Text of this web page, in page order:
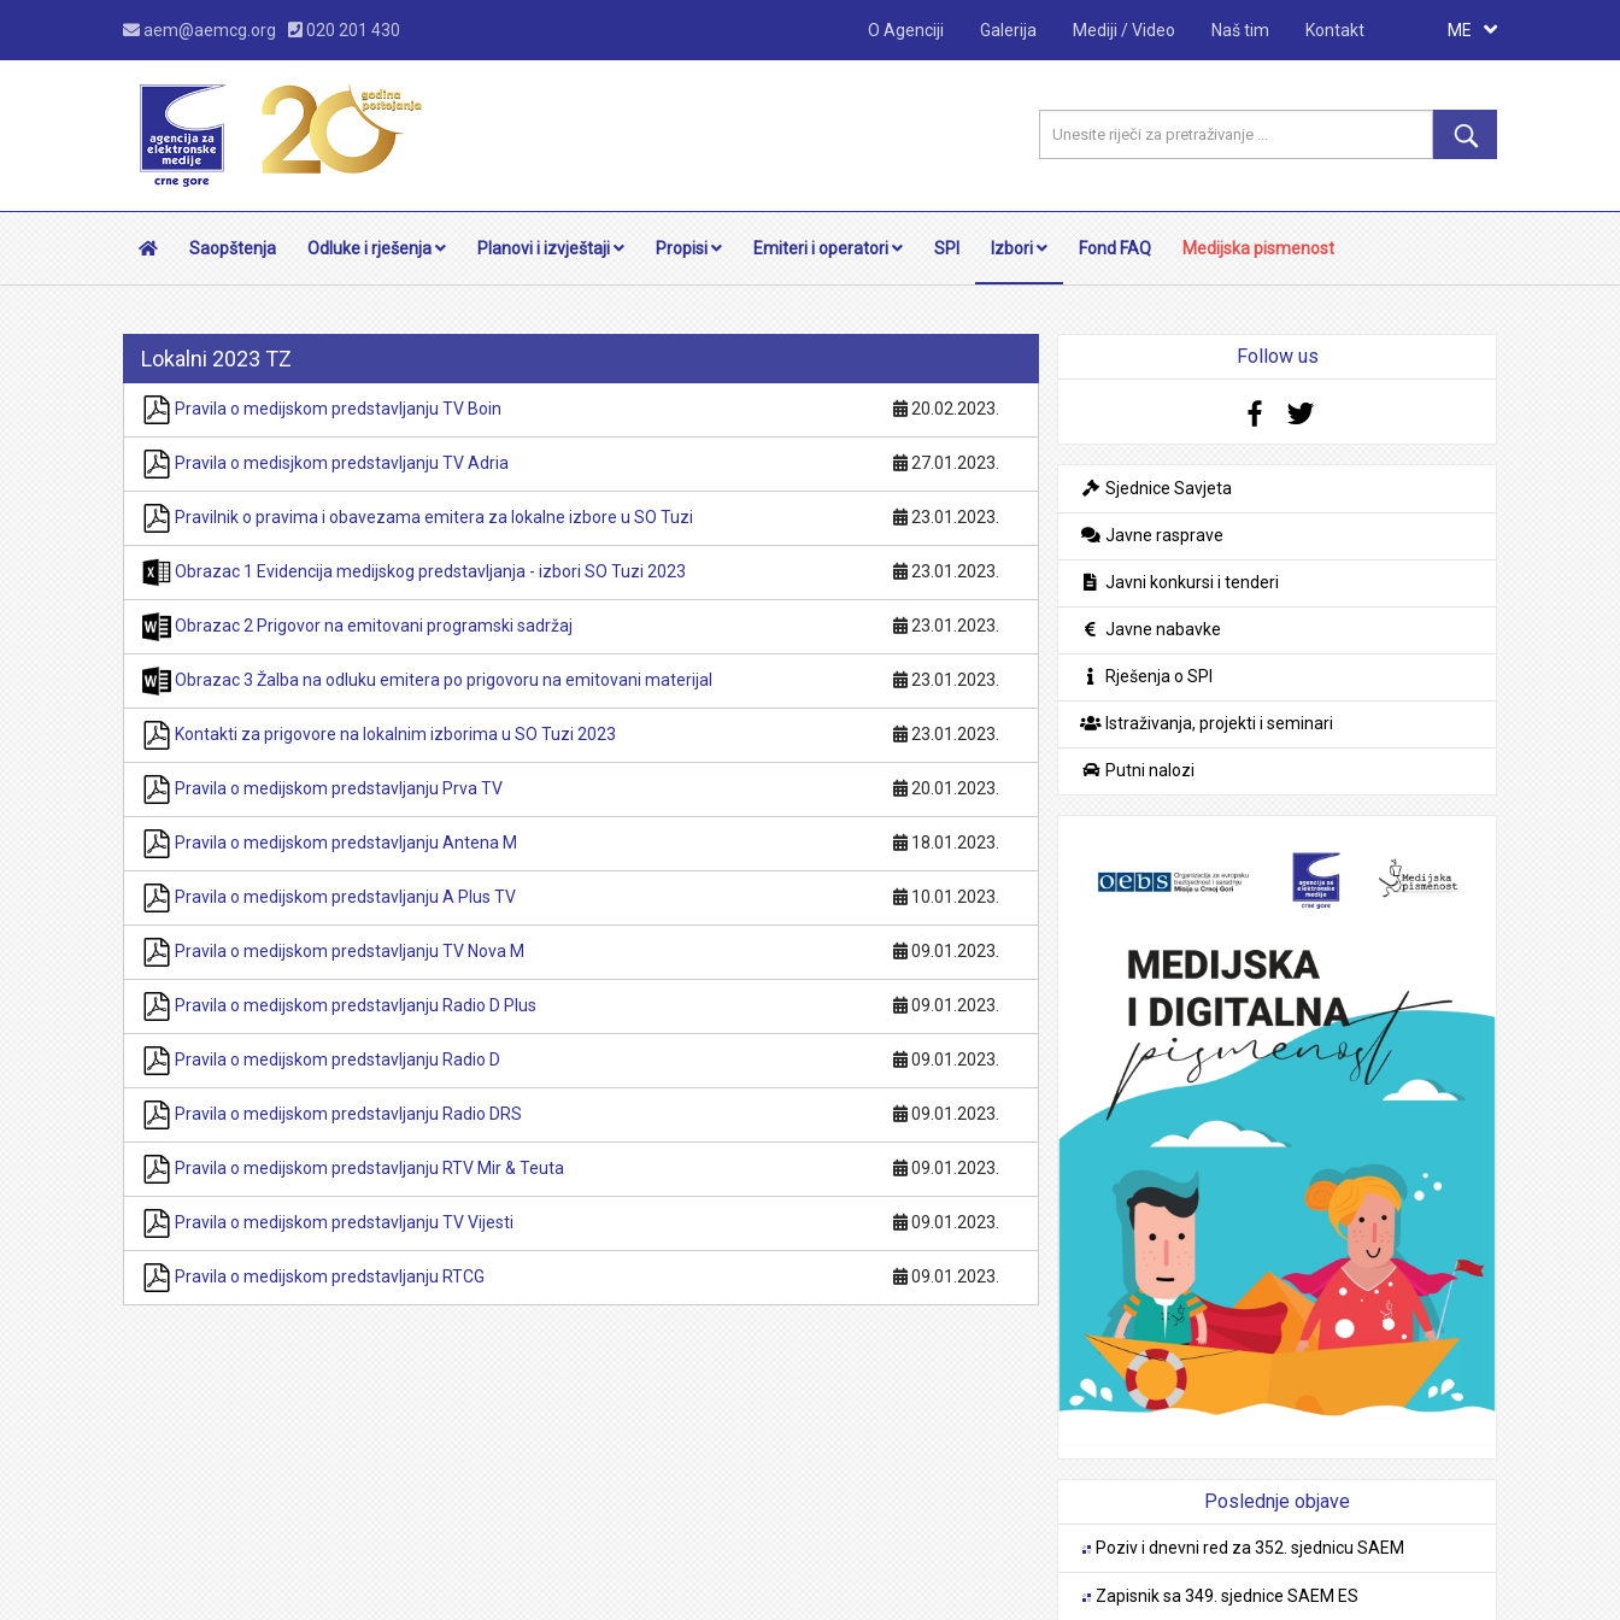
aem@aemcg.org 020 201 430 O Agenciji Galerija Mediji / Video Naš tim Kontakt ME
Saopštenja Odluke i rješenja Planovi i izvještaji Propisi Emiteri i operatori SPI Izbori Fond FAQ Medijska pismenost
Lokalni 2023 TZ
Pravila o medijskom predstavljanju TV Boin 20.02.2023.
Pravila o medisjkom predstavljanju TV Adria 27.01.2023.
Pravilnik o pravima i obavezama emitera za lokalne izbore u SO Tuzi 23.01.2023.
Obrazac 1 Evidencija medijskog predstavljanja - izbori SO Tuzi 2023 23.01.2023.
Obrazac 2 Prigovor na emitovani programski sadržaj 23.01.2023.
Obrazac 3 Žalba na odluku emitera po prigovoru na emitovani materijal 23.01.2023.
Kontakti za prigovore na lokalnim izborima u SO Tuzi 2023 23.01.2023.
Pravila o medijskom predstavljanju Prva TV 20.01.2023.
Pravila o medijskom predstavljanju Antena M 18.01.2023.
Pravila o medijskom predstavljanju A Plus TV 10.01.2023.
Pravila o medijskom predstavljanju TV Nova M 09.01.2023.
Pravila o medijskom predstavljanju Radio D Plus 09.01.2023.
Pravila o medijskom predstavljanju Radio D 09.01.2023.
Pravila o medijskom predstavljanju Radio DRS 09.01.2023.
Pravila o medijskom predstavljanju RTV Mir & Teuta 09.01.2023.
Pravila o medijskom predstavljanju TV Vijesti 09.01.2023.
Pravila o medijskom predstavljanju RTCG 09.01.2023.
Follow us
Facebook
Sjednice Savjeta
Javne rasprave
Javni konkursi i tenderi
Javne nabavke
Rješenja o SPI
Istraživanja, projekti i seminari
Putni nalozi
Poslednje objave
Poziv i dnevni red za 352. sjednicu SAEM
Zapisnik sa 349. sjednice SAEM ES